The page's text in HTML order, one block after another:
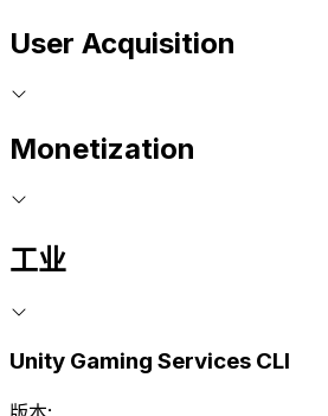
User Acquisition
Monetization
工业
Unity Gaming Services CLI